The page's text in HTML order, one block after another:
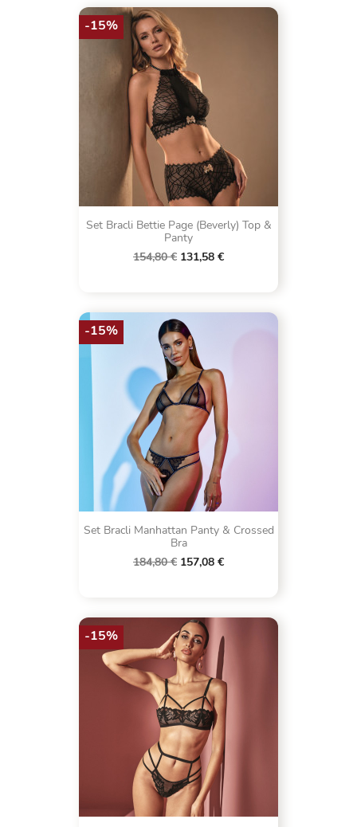
Set Bracli Bettie Page (Beverly) Top &
Panty
154,80 € 131,58 €
-15%
Set Bracli Manhattan Panty & Crossed
Bra
184,80 € 157,08 €
-15%
-15%